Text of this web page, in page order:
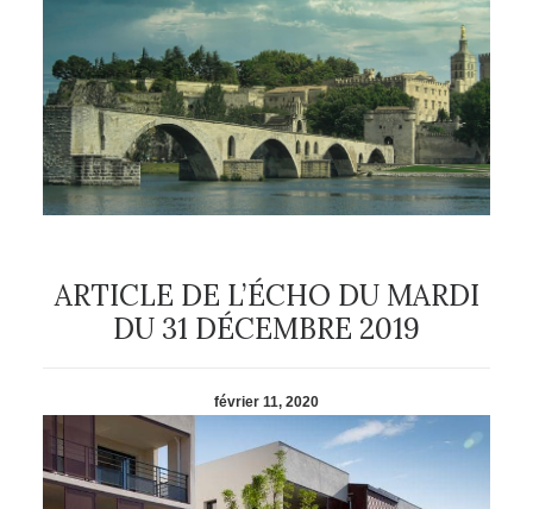
ARTICLE DE L’ÉCHO DU MARDI
DU 31 DÉCEMBRE 2019
février 11, 2020